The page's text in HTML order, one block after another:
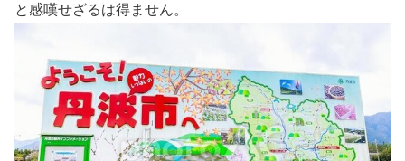
と感嘆せざるは得ません。